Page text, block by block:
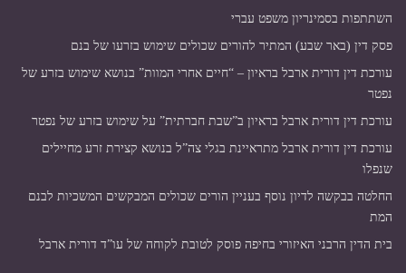
השתתפות בסמינריון משפט עברי
פסק דין (באר שבע) המתיר להורים שכולים שימוש בזרעו של בנם
עורכת דין דורית ארבל בראיון – “חיים אחרי המוות” בנושא שימוש בזרע של
נפטר
עורכת דין דורית ארבל בראיון ב”שבת חברתית” על שימוש בזרע של נפטר
עורכת דין דורית ארבל מתראיינת בגלי צה”ל בנושא קצירת זרע מחיילים
שנפלו
החלטה בבקשה לדיון נוסף בעניין הורים שכולים המבקשים המשכיות לבנם
המת
בית הדין הרבני האיזורי בחיפה פוסק לטובת לקוחה של עו”ד דורית ארבל